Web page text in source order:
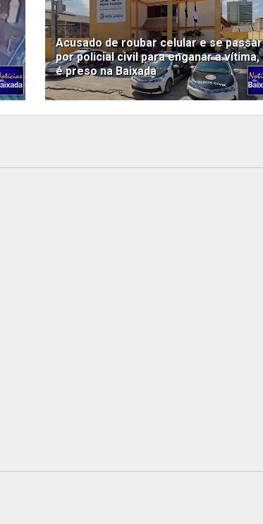
Acusado de roubar celular e se passar
por policial civil para enganar a vítima,
é preso na Baixada